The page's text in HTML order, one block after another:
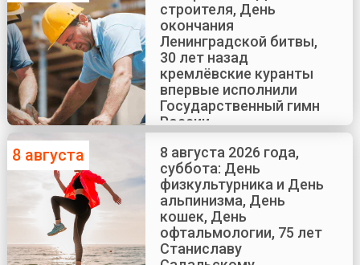
строителя, День
окончания
Ленинградской битвы,
30 лет назад
кремлёвские куранты
впервые исполнили
Государственный гимн
России
8 августа
8 августа 2026 года,
суббота: День
физкультурника и День
альпинизма, День
кошек, День
офтальмологии, 75 лет
Станиславу